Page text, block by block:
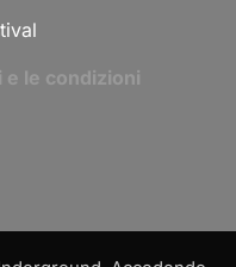
le condizioni